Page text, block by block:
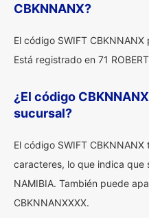
CBKNNANX?
El código SWIFT
Está registrado en 71
¿El código
sucursal?
El código SWIFT
caracteres, lo que indica que
NAMIBIA. También puede
CBKNNANXXXX.